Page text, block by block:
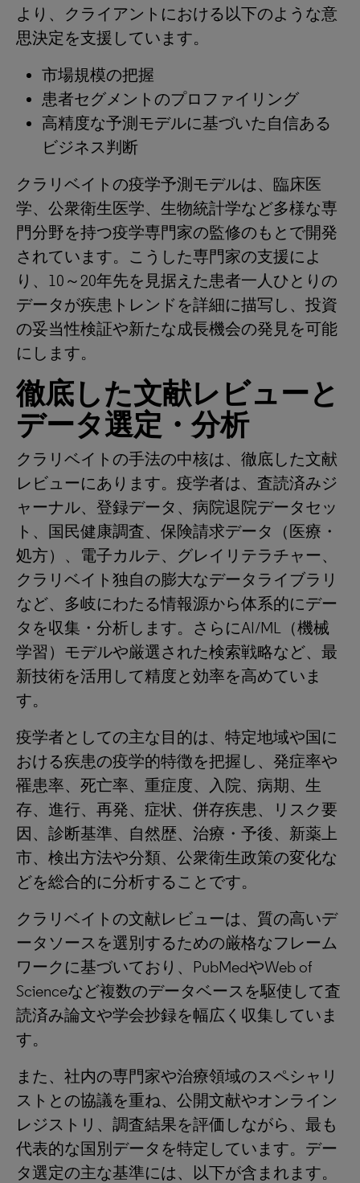
より、クライアントにおける以下のような意
思決定を支援しています。
市場規模の把握
患者セグメントのプロファイリング
高精度な予測モデルに基づいた自信ある
ビジネス判断
クラリベイトの疫学予測モデルは、臨床医
学、公衆衛生医学、生物統計学など多様な専
門分野を持つ疫学専門家の監修のもとで開発
されています。こうした専門家の支援によ
り、10～20年先を見据えた患者一人ひとりの
データが疾患トレンドを詳細に描写し、投資
の妥当性検証や新たな成長機会の発見を可能
にします。
徹底した文献レビューと
データ選定・分析
クラリベイトの手法の中核は、徹底した文献
レビューにあります。疫学者は、査読済みジ
ャーナル、登録データ、病院退院データセッ
ト、国民健康調査、保険請求データ（医療・
処方）、電子カルテ、グレイリテラチャー、
クラリベイト独自の膨大なデータライブラリ
など、多岐にわたる情報源から体系的にデー
タを収集・分析します。さらにAI/ML（機械
学習）モデルや厳選された検索戦略など、最
新技術を活用して精度と効率を高めていま
す。
疫学者としての主な目的は、特定地域や国に
おける疾患の疫学的特徴を把握し、発症率や
罹患率、死亡率、重症度、入院、病期、生
存、進行、再発、症状、併存疾患、リスク要
因、診断基準、自然歴、治療・予後、新薬上
市、検出方法や分類、公衆衛生政策の変化な
どを総合的に分析することです。
クラリベイトの文献レビューは、質の高いデ
ータソースを選別するための厳格なフレーム
ワークに基づいており、PubMedやWeb of
Scienceなど複数のデータベースを駆使して査
読済み論文や学会抄録を幅広く収集していま
す。
また、社内の専門家や治療領域のスペシャリ
ストとの協議を重ね、公開文献やオンライン
レジストリ、調査結果を評価しながら、最も
代表的な国別データを特定しています。デー
タ選定の主な基準には、以下が含まれます。